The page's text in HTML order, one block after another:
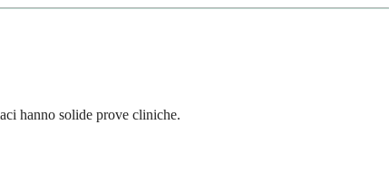
hanno solide prove cliniche.